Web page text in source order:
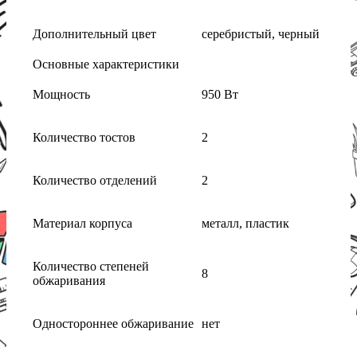
Дополнительный цвет серебристый, черный
Основные характеристики
Мощность 950 Вт
Количество тостов 2
Количество отделений 2
Материал корпуса металл, пластик
Количество степеней
обжаривания
8
Одностороннее обжаривание нет